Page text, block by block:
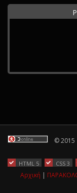
© 2015
HTML 5 CSS 3
Αρχική |